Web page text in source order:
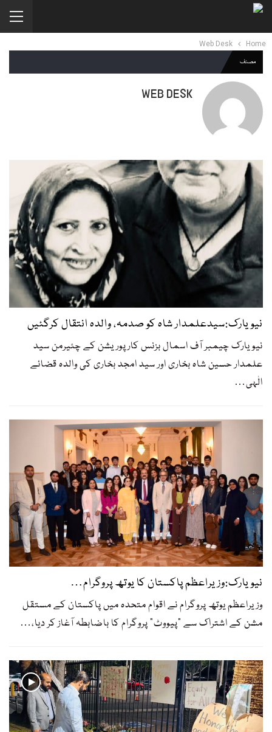
Home
Web Desk
مصنف
WEB DESK
نیویارک:سیدعلمدار شاہ کو صدمہ، والدہ انتقال کرگئیں
نیویارک چیمبر آف اسمال بزنس کارپوریشن کے چئیرمن سید
علمدار حسین شاہ بخاری اور سید امجد بخاری کی والدہ قضائے
الٰہی…
نیویارک:وزیراعظم پاکستان کا یوتھ پروگرام…
وزیراعظم یوتھ پروگرام نے اقوام متحدہ میں پاکستان کے مستقل
مشن کے اشتراک سے "پیووٹ" پروگرام کا باضابطہ آغاز کر دیا،…